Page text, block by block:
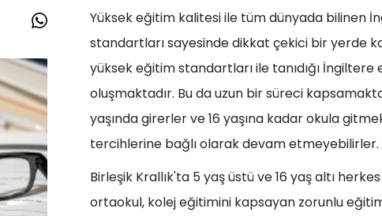
Yüksek eğitim kalitesi ile tüm dünyada bilinen
standartları sayesinde dikkat çekici bir yerde
yüksek eğitim standartları ile tanıdığı
oluşmaktadır. Bu da uzun bir süreci
yaşında girerler ve 16 yaşına kadar okula
tercihlerine bağlı olarak devam etmeyebilirler.
Birleşik Krallık'ta 5 yaş üstü ve 16 yaş altı
ortaokul, kolej eğitimini kapsayan zorunlu